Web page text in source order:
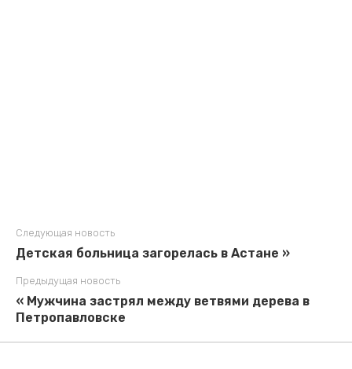
Следующая новость
Детская больница загорелась в Астане »
Предыдущая новость
« Мужчина застрял между ветвями дерева в
Петропавловске